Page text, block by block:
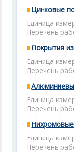
Цинковые
Единица
Перечень
Покрытия
Единица
Перечень
Единица
Перечень
Единица
Перечень